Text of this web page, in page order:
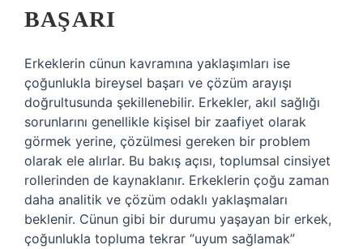
BAŞARI
Erkeklerin cünun kavramına yaklaşımları ise
çoğunlukla bireysel başarı ve çözüm arayışı
doğrultusunda şekillenebilir. Erkekler, akıl sağlığı
sorunlarını genellikle kişisel bir zaafiyet olarak
görmek yerine, çözülmesi gereken bir problem
olarak ele alırlar. Bu bakış açısı, toplumsal cinsiyet
rollerinden de kaynaklanır. Erkeklerin çoğu zaman
daha analitik ve çözüm odaklı yaklaşmaları
beklenir. Cünun gibi bir durumu yaşayan bir erkek,
çoğunlukla topluma tekrar “uyum sağlamak”